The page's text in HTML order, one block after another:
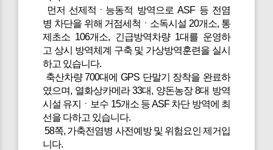
먼저 선제적ㆍ능동적 방역으로 ASF 등 전염
병 차단을 위해 거점세척ㆍ소독시설 20개소, 통
제초소 106개소, 긴급방역차량 1대를 운영하
고 상시 방역체계 구축 및 가상방역훈련을 실시
하고 있습니다.
축산차량 700대에 GPS 단말기 장착을 완료하
였으며, 열화상카메라 33대, 양돈농장 8대 방역
시설 유지ㆍ보수 15개소 등 ASF 차단 방역에 최
선을 다하고 있습니다.
58쪽, 가축전염병 사전예방 및 위험요인 제거입
니다.